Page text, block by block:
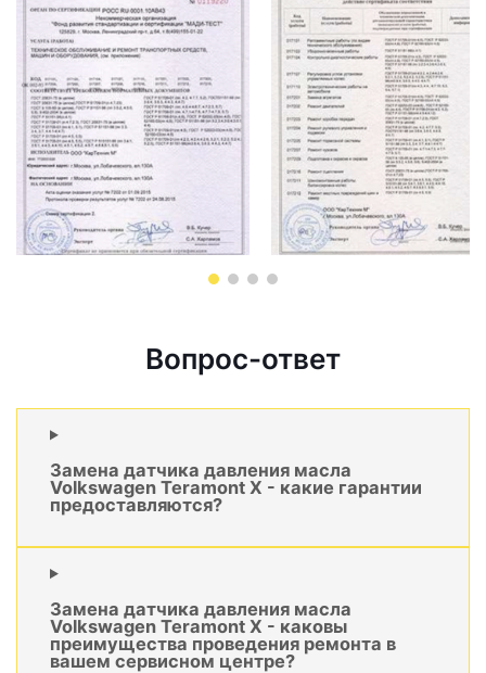
Вопрос-ответ
Замена датчика давления масла
Volkswagen Teramont X - какие гарантии
предоставляются?
Замена датчика давления масла
Volkswagen Teramont X - каковы
преимущества проведения ремонта в
вашем сервисном центре?